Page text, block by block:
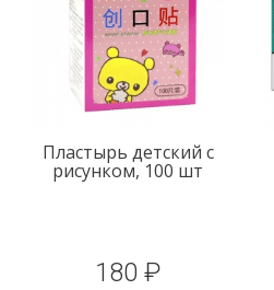
Пластырь детский с
рисунком, 100 шт
180 ₽